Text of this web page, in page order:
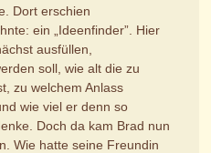
Dort erschien
ein „Ideenfinder”. Hier
ausfüllen,
soll, wie alt die zu
zu welchem Anlass
wie viel er denn so
Doch da kam Brad nun
Wie hatte seine Freundin